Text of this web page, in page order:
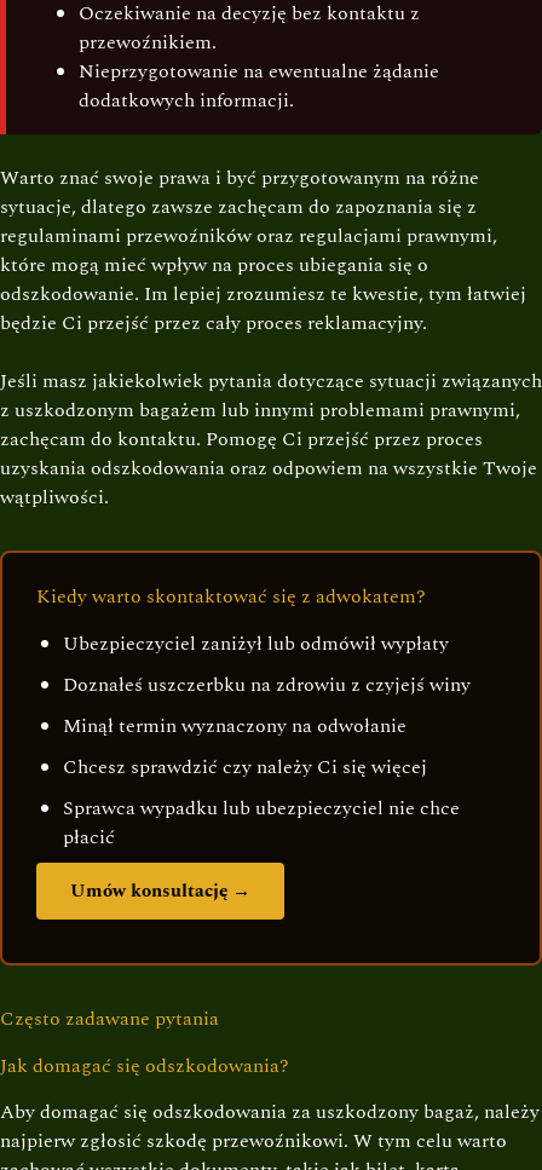
Oczekiwanie na decyzję bez kontaktu z
przewoźnikiem.
Nieprzygotowanie na ewentualne żądanie
dodatkowych informacji.
Warto znać swoje prawa i być przygotowanym na różne
sytuacje, dlatego zawsze zachęcam do zapoznania się z
regulaminami przewoźników oraz regulacjami prawnymi,
które mogą mieć wpływ na proces ubiegania się o
odszkodowanie. Im lepiej zrozumiesz te kwestie, tym łatwiej
będzie Ci przejść przez cały proces reklamacyjny.
Jeśli masz jakiekolwiek pytania dotyczące sytuacji związanych
z uszkodzonym bagażem lub innymi problemami prawnymi,
zachęcam do kontaktu. Pomogę Ci przejść przez proces
uzyskania odszkodowania oraz odpowiem na wszystkie Twoje
wątpliwości.
Kiedy warto skontaktować się z adwokatem?
Ubezpieczyciel zaniżył lub odmówił wypłaty
Doznałeś uszczerbku na zdrowiu z czyjejś winy
Minął termin wyznaczony na odwołanie
Chcesz sprawdzić czy należy Ci się więcej
Sprawca wypadku lub ubezpieczyciel nie chce
płacić
Umów konsultację →
Często zadawane pytania
Jak domagać się odszkodowania?
Aby domagać się odszkodowania za uszkodzony bagaż, należy
najpierw zgłosić szkodę przewoźnikowi. W tym celu warto